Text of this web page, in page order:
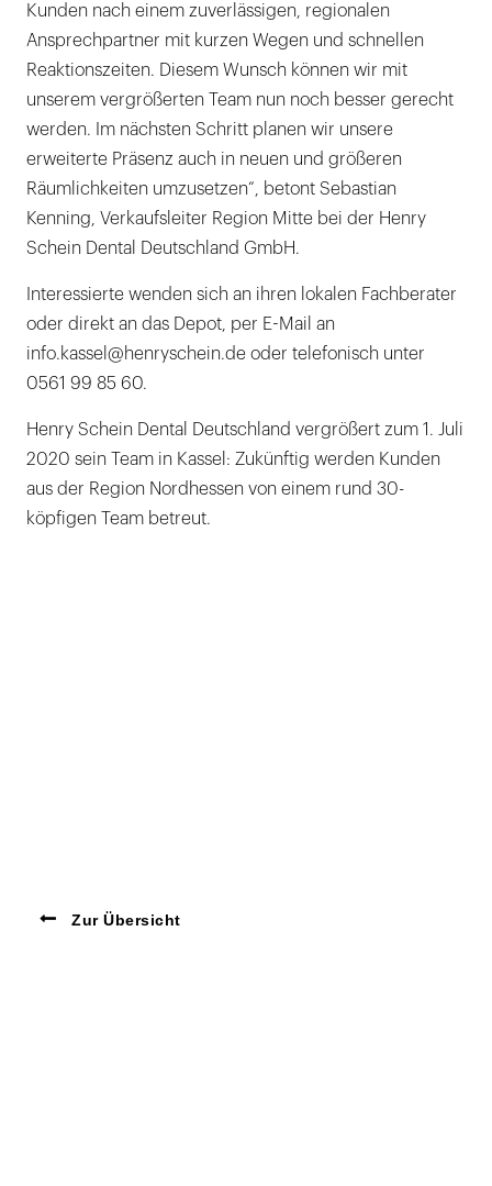
Kunden nach einem zuverlässigen, regionalen
Ansprechpartner mit kurzen Wegen und schnellen
Reaktionszeiten. Diesem Wunsch können wir mit
unserem vergrößerten Team nun noch besser gerecht
werden. Im nächsten Schritt planen wir unsere
erweiterte Präsenz auch in neuen und größeren
Räumlichkeiten umzusetzen“, betont Sebastian
Kenning, Verkaufsleiter Region Mitte bei der Henry
Schein Dental Deutschland GmbH.
Interessierte wenden sich an ihren lokalen Fachberater
oder direkt an das Depot, per E-Mail an
info.kassel@henryschein.de oder telefonisch unter
0561 99 85 60.
Henry Schein Dental Deutschland vergrößert zum 1. Juli
2020 sein Team in Kassel: Zukünftig werden Kunden
aus der Region Nordhessen von einem rund 30-
köpfigen Team betreut.
Zur Übersicht